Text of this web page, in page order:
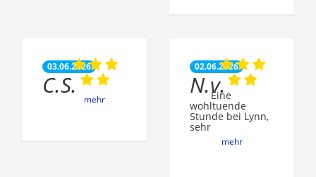
03.06.2026
C.S.
mehr
02.06.2026
N.v.
Eine
wohltuende
Stunde bei Lynn,
sehr
mehr